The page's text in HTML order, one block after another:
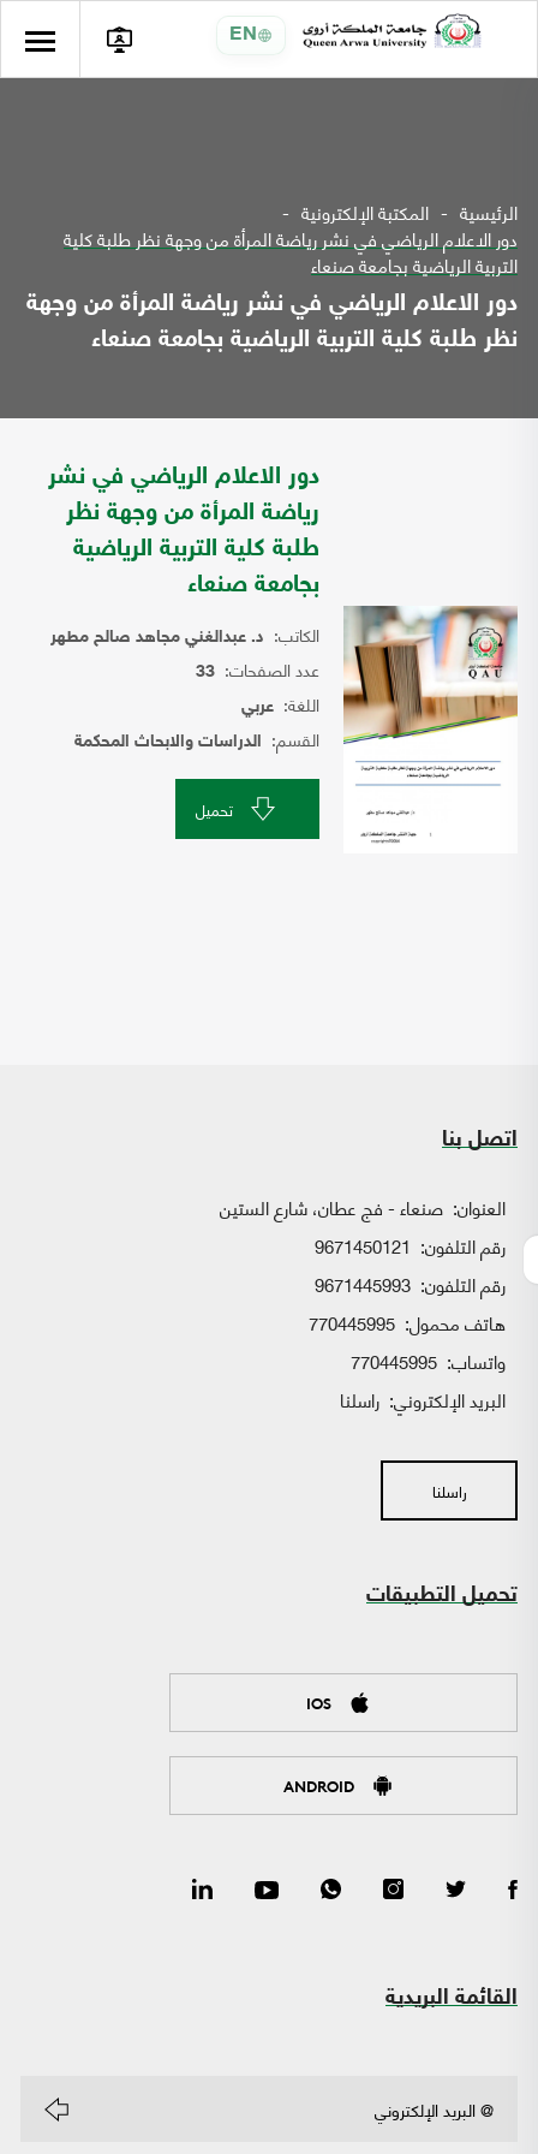
EN
الرئيسية المكتبة الإلكترونية
دور الاعلام الرياضي في نشر رياضة المرأة من وجهة نظر طلبة كلية
التربية الرياضية بجامعة صنعاء
دور الاعلام الرياضي في نشر رياضة المرأة من وجهة
نظر طلبة كلية التربية الرياضية بجامعة صنعاء
دور الاعلام الرياضي في نشر
رياضة المرأة من وجهة نظر
طلبة كلية التربية الرياضية
بجامعة صنعاء
الكاتب: د. عبدالغني مجاهد صالح مطهر
عدد الصفحات: 33
اللغة: عربي
القسم: الدراسات والابحاث المحكمة
تحميل
اتصل بنا
العنوان: صنعاء - فج عطان، شارع الستين
رقم التلفون: 9671450121
رقم التلفون: 9671445993
هاتف محمول: 770445995
واتساب:
البريد الإلكتروني: راسلنا
راسلنا
تحميل التطبيقات
IOS
ANDROID
القائمة البريدية